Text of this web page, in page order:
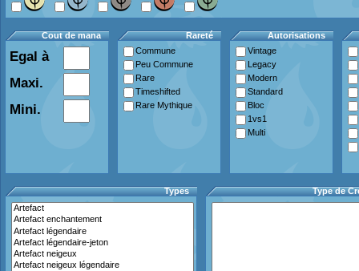
Cout de mana
Egal à
Maxi.
Mini.
Rareté
Commune
Peu Commune
Rare
Timeshifted
Rare Mythique
Autorisations
Vintage
Legacy
Modern
Standard
Bloc
1vs1
Multi
Types Type de